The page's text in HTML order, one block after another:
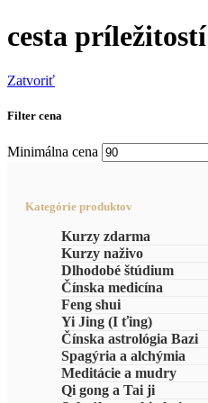
cesta príležitostí
Zatvoriť
Filter cena
Minimálna cena
Kategórie produktov
Kurzy zdarma
Kurzy naživo
Dlhodobé štúdium
Čínska medicína
Feng shui
Yi Jing (I ťing)
Čínska astrológia Bazi
Spagýria a alchýmia
Meditácie a mudry
Qi gong a Tai ji